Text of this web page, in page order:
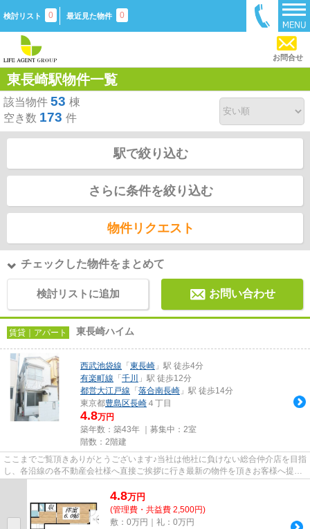
検討リスト 0 最近見た物件 0
お問合せ
東長崎駅物件一覧
該当物件 53 棟
空き数 173 件
駅で絞り込む
さらに条件を絞り込む
物件リクエスト
チェックした物件をまとめて
検討リストに追加 お問い合わせ
賃貸｜アパート 東長崎ハイム
西武池袋線 「 東長崎 」駅 徒歩4分
有楽町線 「 千川
」駅 徒歩12分
都営大江戸線 「 落合南長崎 」駅 徒歩14分
東京都豊島区長崎 ４丁目
4.8万円
築年数：築43年 ｜募集中： 2室
階数：2階建
ここまでご覧頂きありがとうございます♪当社は他社に負けない総合仲介店を目指
し、各沿線の各不動産会社様へ直接ご挨拶に行き最新の物件を頂きお客様へ提供
4.8万円
(管理費・共益費 2,500円)
敷：0万円｜礼：0万円